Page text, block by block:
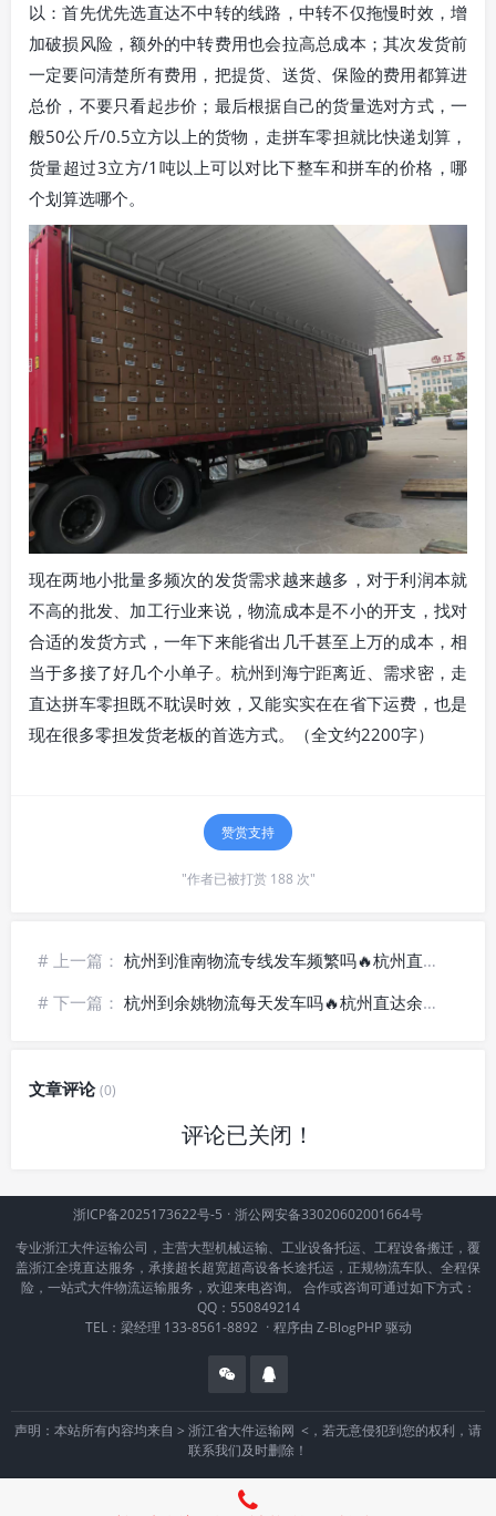
以：首先优先选直达不中转的线路，中转不仅拖慢时效，增
加破损风险，额外的中转费用也会拉高总成本；其次发货前
一定要问清楚所有费用，把提货、送货、保险的费用都算进
总价，不要只看起步价；最后根据自己的货量选对方式，一
般50公斤/0.5立方以上的货物，走拼车零担就比快递划算，
货量超过3立方/1吨以上可以对比下整车和拼车的价格，哪
个划算选哪个。
现在两地小批量多频次的发货需求越来越多，对于利润本就
不高的批发、加工行业来说，物流成本是不小的开支，找对
合适的发货方式，一年下来能省出几千甚至上万的成本，相
当于多接了好几个小单子。杭州到海宁距离近、需求密，走
直达拼车零担既不耽误时效，又能实实在在省下运费，也是
现在很多零担发货老板的首选方式。（全文约2200字）
赞赏支持
"作者已被打赏 188 次"
# 上一篇： 杭州到淮南物流专线发车频繁吗🔥杭州直达淮南货运_天天发车时效快
# 下一篇： 杭州到余姚物流每天发车吗🔥杭州直达余姚货运_高频班次运输
文章评论(0)
评论已关闭！
浙ICP备2025173622号-5 · 浙公网安备33020602001664号
专业浙江大件运输公司，主营大型机械运输、工业设备托运、工程设备搬迁，覆
盖浙江全境直达服务，承接超长超宽超高设备长途托运，正规物流车队、全程保
险，一站式大件物流运输服务，欢迎来电咨询。 合作或咨询可通过如下方式：
QQ：550849214
TEL：梁经理 133-8561-8892 · 程序由 Z-BlogPHP驱动
声明：本站所有内容均来自 > 浙江省大件运输网 <，若无意侵犯到您的权利，请
联系我们及时删除！